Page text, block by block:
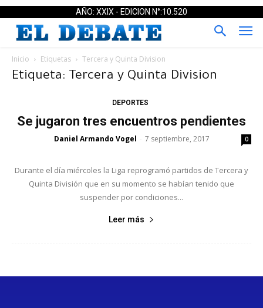
AÑO: XXIX - EDICION N°:10.520
Inicio Etiquetas Tercera y Quinta Division
Etiqueta: Tercera y Quinta Division
DEPORTES
Se jugaron tres encuentros pendientes
Daniel Armando Vogel - 7 septiembre, 2017 0
Durante el día miércoles la Liga reprogramó partidos de Tercera y
Quinta División que en su momento se habían tenido que
suspender por condiciones...
Leer más